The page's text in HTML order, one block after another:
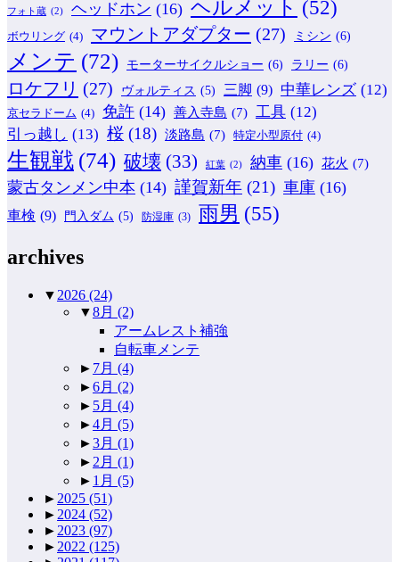
フォト蔵 (2) ヘッドホン (16) ヘルメット (52)
ボウリング (4) マウントアダプター (27) ミシン (6)
メンテ (72) モーターサイクルショー (6) ラリー (6)
ロケフリ (27) ヴォルティス (5) 三脚 (9) 中華レンズ (12)
京セラドーム (4) 免許 (14) 善入寺島 (7) 工具 (12)
引っ越し (13) 桜 (18) 淡路島 (7) 特定小型原付 (4)
生観戦 (74) 破壊 (33) 紅葉 (2) 納車 (16) 花火 (7)
蒙古タンメン中本 (14) 謹賀新年 (21) 車庫 (16)
車検 (9) 門入ダム (5) 防湿庫 (3) 雨男 (55)
archives
▼ 2026 (24)
▼8月 (2)
アームレスト補強
自転車メンテ
► 7月 (4)
►6月 (2)
► 5月 (4)
►4月 (5)
►3月 (1)
► 2月 (1)
► 1月 (5)
► 2025 (51)
► 2024 (52)
► 2023 (97)
► 2022 (125)